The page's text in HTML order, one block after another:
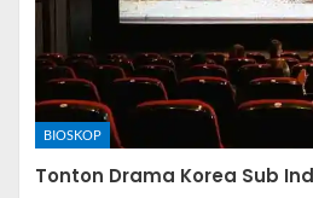
BIOSKOP
Tonton Drama Korea Sub